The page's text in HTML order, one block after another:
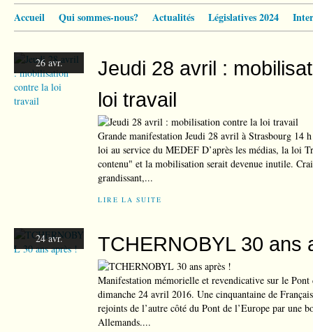
Accueil Qui sommes-nous? Actualités Législatives 2024
26 avr.
Jeudi 28 avril :
loi travail
Grande manifestation Jeudi 28 avril à Strasbourg 14
loi au service du MEDEF D’après les médias, la loi
contenu" et la mobilisation serait devenue inutile.
grandissant,...
LIRE LA SUITE
24 avr. TCHERNOBYL 30 ans
Manifestation mémorielle et revendicative sur le Pont
dimanche 24 avril 2016. Une cinquantaine de
rejoints de l’autre côté du Pont de l’Europe par une
Allemands....